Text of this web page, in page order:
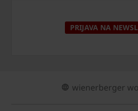
PRIJAVA NA
wienerberger